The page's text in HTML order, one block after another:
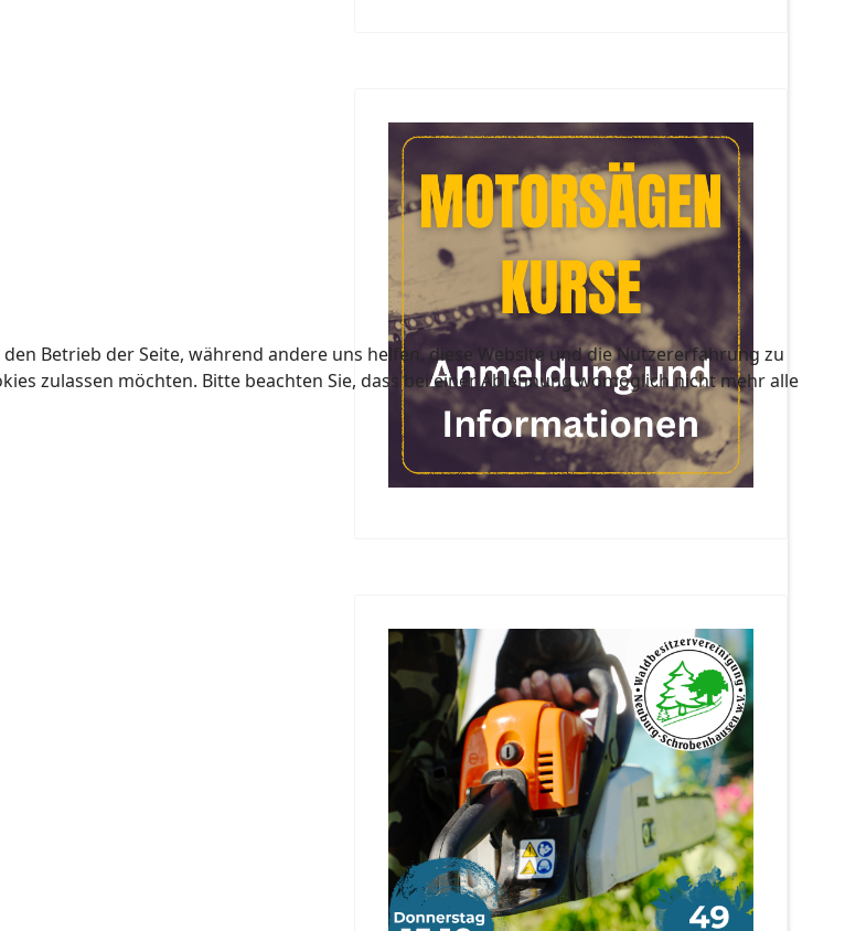
Betrieb der Seite, während andere uns helfen, diese Website und die Nutzererfahrung zu
zulassen möchten. Bitte beachten Sie, dass bei einer Ablehnung womöglich nicht mehr alle